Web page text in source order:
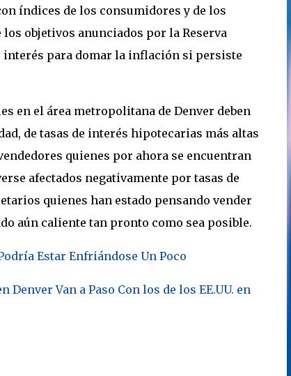
índices de los consumidores y de los
objetivos anunciados por la Reserva
interés para domar la inflación si persiste
en el área metropolitana de Denver deben
de tasas de interés hipotecarias más altas
quienes por ahora se encuentran
afectados negativamente por tasas de
quienes han estado pensando vender
aún caliente tan pronto como sea posible.
Estar Enfriándose Un Poco
Denver Van a Paso Con los de los EE.UU. en